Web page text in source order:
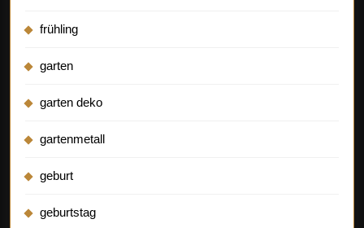
frühling
garten
garten deko
gartenmetall
geburt
geburtstag